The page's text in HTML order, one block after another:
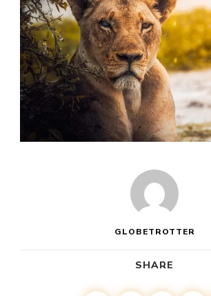
GLOBETROTTER
SHARE